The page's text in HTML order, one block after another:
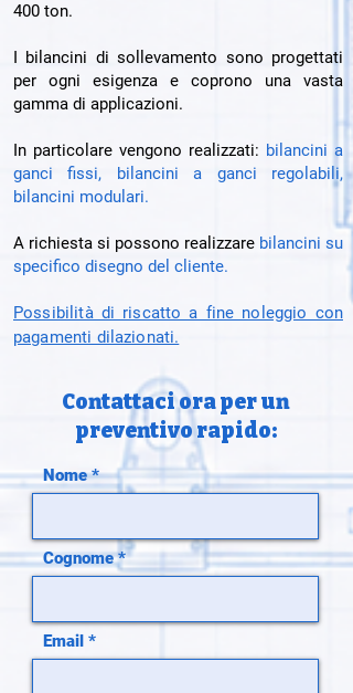
400 ton.​
I bilancini di sollevamento sono progettati
per ogni esigenza e coprono una vasta
gamma di applicazioni.
In particolare vengono realizzati: bilancini a
ganci fissi, bilancini a ganci regolabili,
bilancini modulari.
A richiesta si possono realizzare bilancini su
specifico disegno del cliente.
Possibilità di riscatto a fine noleggio con
pagamenti dilazionati.
Contattaci ora per un
preventivo rapido:
Nome
Cognome
Email